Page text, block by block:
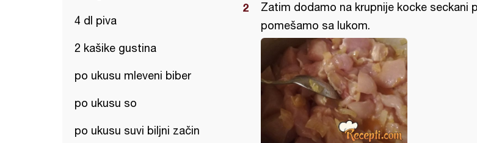
4 dl piva
2 kašike gustina
po ukusu mleveni biber
po ukusu so
po ukusu suvi biljni začin
Zatim dodamo na krupnije kocke seckani
pomešamo sa lukom.